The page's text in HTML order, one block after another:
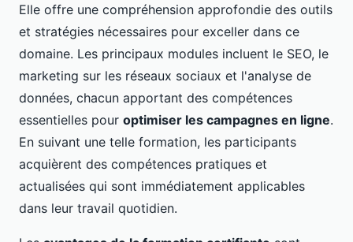
Elle offre une compréhension approfondie des outils
et stratégies nécessaires pour exceller dans ce
domaine. Les principaux modules incluent le SEO, le
marketing sur les réseaux sociaux et l'analyse de
données, chacun apportant des compétences
essentielles pour optimiser les campagnes en ligne.
En suivant une telle formation, les participants
acquièrent des compétences pratiques et
actualisées qui sont immédiatement applicables
dans leur travail quotidien.